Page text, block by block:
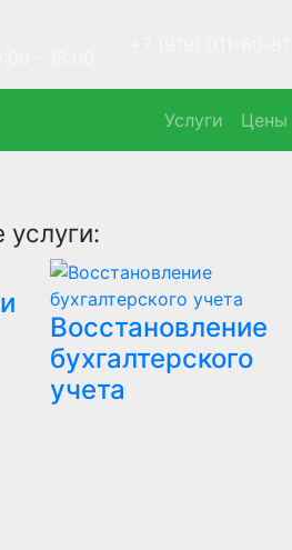
Услуги Цены
Восстановление
бухгалтерского
учета